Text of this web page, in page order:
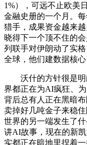
1%），可远不止欧美
金融史册的一个月。
猎手，成果资金越来
晓得下一个顶不住的
列联手对伊朗动了实
全球，他们建数据核
沃什的方针很是明
界都正在为AI疯狂、
背后总有人正在黑暗
卖掉好几吨金子来稳
世界的另一端发生了
讲AI故事，现在的新
实都正在暗地里捏着一